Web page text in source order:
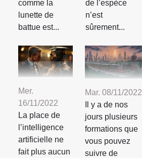
comme la
lunette de
battue est...
de l’espèce
n’est
sûrement...
Mer.
16/11/2022
La place de
l’intelligence
artificielle ne
fait plus aucun
Mar. 08/11/2022
Il y a de nos
jours plusieurs
formations que
vous pouvez
suivre de